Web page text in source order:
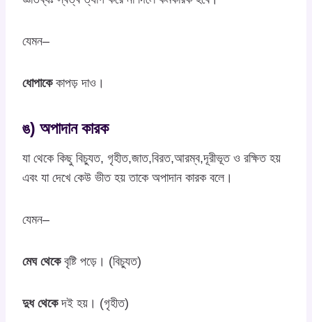
যেমন–
ধোপাকেকাপড় দাও।
ঙ) অপাদান কারক
যা থেকে কিছু বিচ্যুত, গৃহীত,জাত,বিরত,আরম্ব,দূরীভূত ও রক্ষিত হয়
এবং যা দেখে কেউ ভীত হয় তাকে অপাদান কারক বলে।
যেমন–
মেঘ থেকেবৃষ্টি পড়ে। (বিচ্যুত)
দুধ থেকেদই হয়। (গৃহীত)